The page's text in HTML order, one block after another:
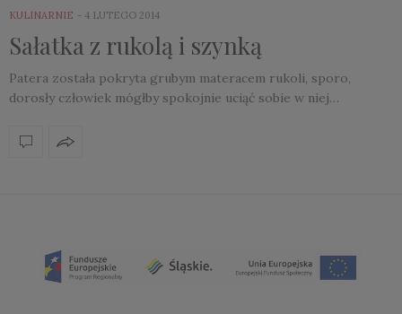
KULINARNIE 4 LUTEGO 2014
Sałatka z rukolą i szynką
Patera została pokryta grubym materacem rukoli, sporo,
dorosły człowiek mógłby spokojnie uciąć sobie w niej…